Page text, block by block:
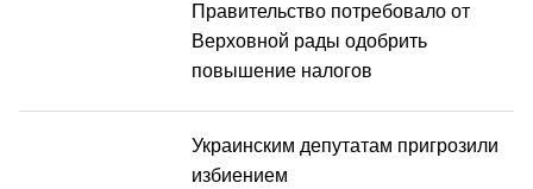
Правительство потребовало от
Верховной рады одобрить
повышение налогов
Украинским депутатам пригрозили
избиением